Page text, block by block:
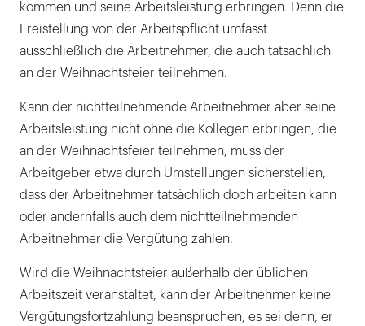
kommen und seine Arbeitsleistung erbringen. Denn die
Freistellung von der Arbeitspflicht umfasst
ausschließlich die Arbeitnehmer, die auch tatsächlich
an der Weihnachtsfeier teilnehmen.
Kann der nichtteilnehmende Arbeitnehmer aber seine
Arbeitsleistung nicht ohne die Kollegen erbringen, die
an der Weihnachtsfeier teilnehmen, muss der
Arbeitgeber etwa durch Umstellungen sicherstellen,
dass der Arbeitnehmer tatsächlich doch arbeiten kann
oder andernfalls auch dem nichtteilnehmenden
Arbeitnehmer die Vergütung zahlen.
Wird die Weihnachtsfeier außerhalb der üblichen
Arbeitszeit veranstaltet, kann der Arbeitnehmer keine
Vergütungsfortzahlung beanspruchen, es sei denn, er